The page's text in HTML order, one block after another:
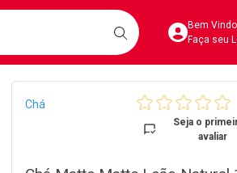
BUSCAR
Bem
Faça seu
Breadcrumb
Chá
Seja o
avaliar